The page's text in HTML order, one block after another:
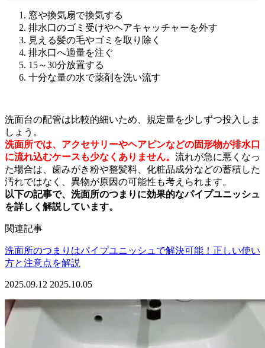
窓や換気扇で換気する
排水口のゴミ受けやヘアキャッチャーを外す
見える髪の毛やゴミを取り除く
排水口へ適量を注ぐ
15～30分放置する
十分な量の水で薬剤を洗い流す
洗面台の配管は比較的細いため、規定量を少しずつ投入しま
しょう。
洗面所では、アクセサリーやヘアピンなどの固形物が排水口
に流れ込むケースも少なくありません。 流れが急に悪くなっ
た場合は、歯みがき粉や整髪料、化粧品成分などの蓄積した
汚れではなく、異物が原因の可能性も考えられます。
以下の記事で、洗面所のつまりに効果的なパイプユニッシュ
を詳しく解説しています。
関連記事
洗面所のつまりはパイプユニッシュで解決可能！正しい使い
方と注意点を解説
2025.09.12 2025.10.05